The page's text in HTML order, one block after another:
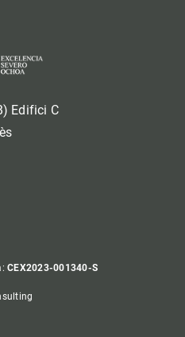
Edifici C
CEX2023-001340-S